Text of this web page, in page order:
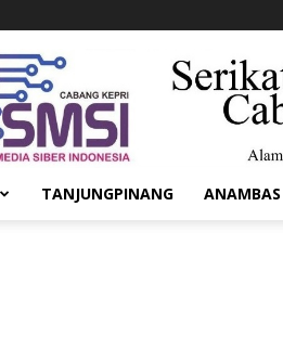
TANJUNGPINANG ANAMBAS